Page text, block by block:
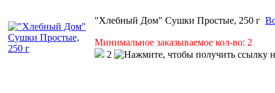
"Хлебный Дом" Сушки Простые, 250 г
Минимальное заказываемое кол-во: 2
2